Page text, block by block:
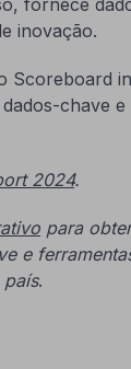
fornece
inovação.
Scoreboard
chave
2024.
para
e
país.